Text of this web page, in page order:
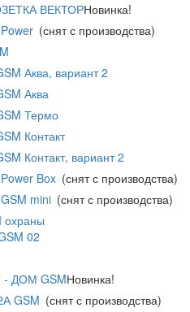
ВЕКТОРНовинка!
(снят с производства)
Аква, вариант 2
Аква
Термо
Контакт
Контакт, вариант 2
Box (снят с производства)
mini (снят с производства)
охраны
02
ДОМ GSMНовинка!
GSM (снят с производства)